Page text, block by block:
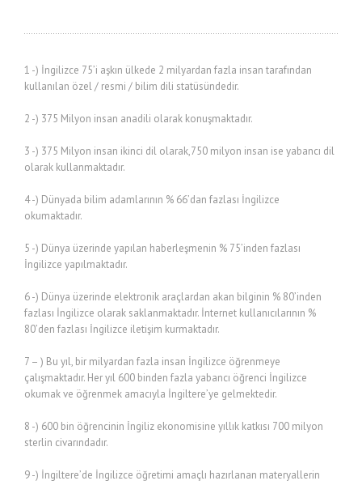
1 -) İngilizce 75’i aşkın ülkede 2 milyardan fazla insan tarafından
kullanılan özel / resmi / bilim dili statüsündedir.
2 -) 375 Milyon insan anadili olarak konuşmaktadır.
3 -) 375 Milyon insan ikinci dil olarak,750 milyon insan ise yabancı dil
olarak kullanmaktadır.
4 -) Dünyada bilim adamlarının % 66’dan fazlası İngilizce
okumaktadır.
5 -) Dünya üzerinde yapılan haberleşmenin % 75’inden fazlası
İngilizce yapılmaktadır.
6 -) Dünya üzerinde elektronik araçlardan akan bilginin % 80’inden
fazlası İngilizce olarak saklanmaktadır. İnternet kullanıcılarının %
80’den fazlası İngilizce iletişim kurmaktadır.
7 – ) Bu yıl, bir milyardan fazla insan İngilizce öğrenmeye
çalışmaktadır. Her yıl 600 binden fazla yabancı öğrenci İngilizce
okumak ve öğrenmek amacıyla İngiltere’ye gelmektedir.
8 -) 600 bin öğrencinin İngiliz ekonomisine yıllık katkısı 700 milyon
sterlin civarındadır.
9 -) İngiltere’de İngilizce öğretimi amaçlı hazırlanan materyallerin